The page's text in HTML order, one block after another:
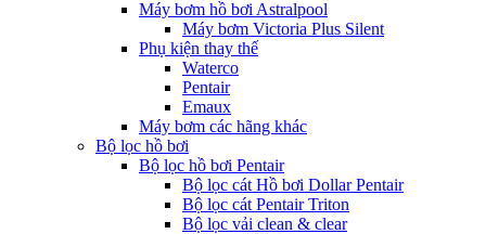
Máy bơm hồ bơi Astralpool
Máy bơm Victoria Plus Silent
Phụ kiện thay thế
Waterco
Pentair
Emaux
Máy bơm các hãng khác
Bộ lọc hồ bơi
Bộ lọc hồ bơi Pentair
Bộ lọc cát Hồ bơi Dollar Pentair
Bộ lọc cát Pentair Triton
Bộ lọc vải clean & clear